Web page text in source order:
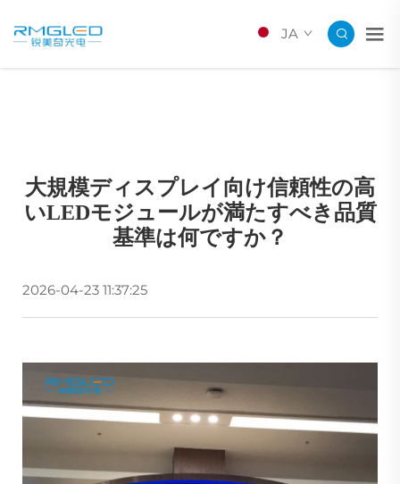
JA
大規模ディスプレイ向け信頼性の高
いLEDモジュールが満たすべき品質
基準は何ですか？
2026-04-23 11:37:25